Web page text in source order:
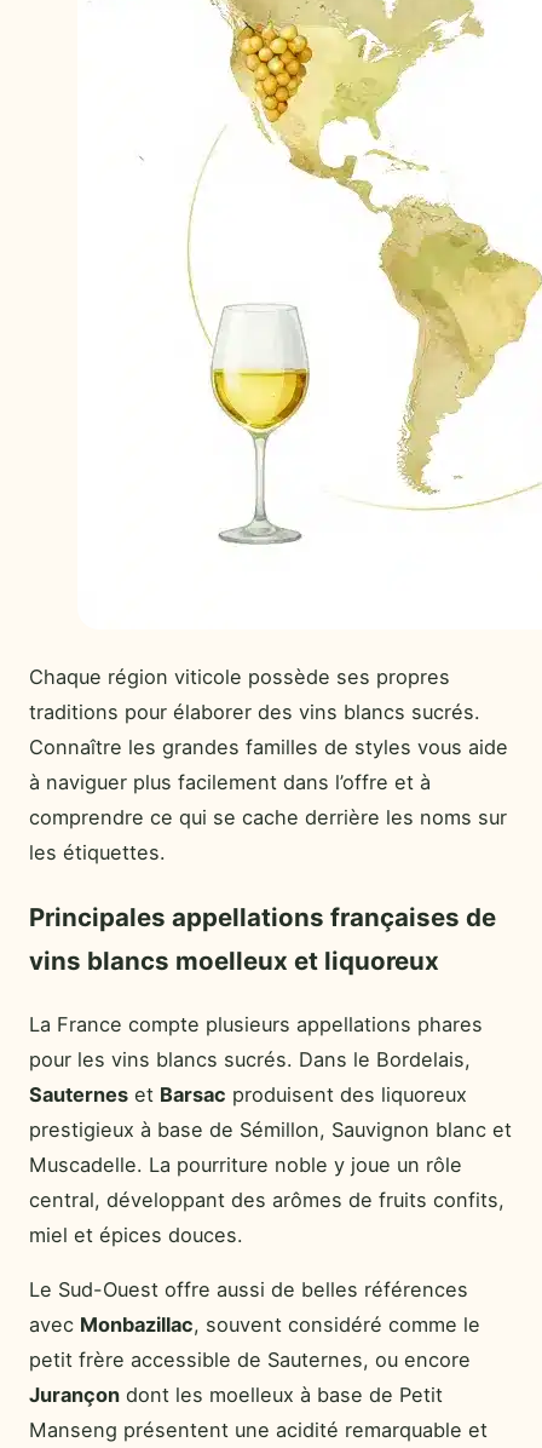
Chaque région viticole possède ses propres
traditions pour élaborer des vins blancs sucrés.
Connaître les grandes familles de styles vous aide
à naviguer plus facilement dans l’offre et à
comprendre ce qui se cache derrière les noms sur
les étiquettes.
Principales appellations françaises de
vins blancs moelleux et liquoreux
La France compte plusieurs appellations phares
pour les vins blancs sucrés. Dans le Bordelais,
Sauternes et Barsac produisent des liquoreux
prestigieux à base de Sémillon, Sauvignon blanc et
Muscadelle. La pourriture noble y joue un rôle
central, développant des arômes de fruits confits,
miel et épices douces.
Le Sud-Ouest offre aussi de belles références
avec Monbazillac, souvent considéré comme le
petit frère accessible de Sauternes, ou encore
Jurançon dont les moelleux à base de Petit
Manseng présentent une acidité remarquable et